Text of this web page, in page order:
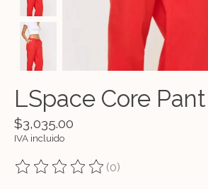
LSpace Core
$3,035.00
IVA incluido
The rating of this product is
(0)